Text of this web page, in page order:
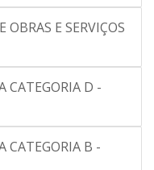
E SERVIÇOS
CATEGORIA D -
CATEGORIA B -